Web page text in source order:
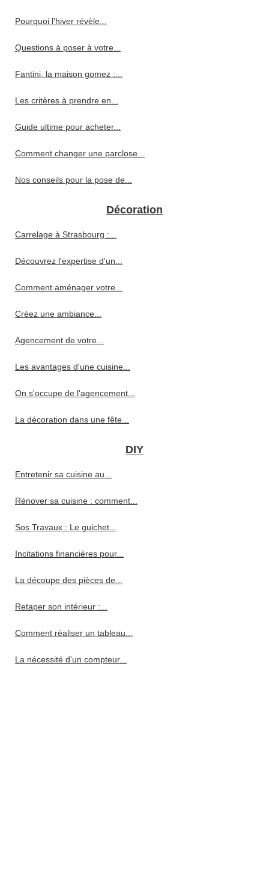
Pourquoi l’hiver révèle...
Questions à poser à votre...
Fantini, la maison gomez :...
Les critères à prendre en...
Guide ultime pour acheter...
Comment changer une parclose...
Nos conseils pour la pose de...
Décoration
Carrelage à Strasbourg :...
Découvrez l'expertise d'un...
Comment aménager votre...
Créez une ambiance...
Agencement de votre...
Les avantages d'une cuisine...
On s'occupe de l'agencement...
La décoration dans une fête...
DIY
Entretenir sa cuisine au...
Rénover sa cuisine : comment...
Sos Travaux : Le guichet...
Incitations financières pour...
La découpe des pièces de...
Retaper son intérieur :...
Comment réaliser un tableau...
La nécessité d'un compteur...